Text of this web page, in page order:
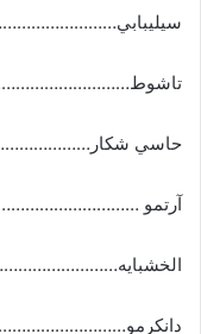
حاسي
آرتمو
دانكرمو………………………………